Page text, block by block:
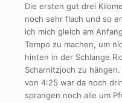
Die ersten gut drei
noch sehr flach und so
ich mich gleich am
Tempo zu machen, um
hinten in der Schlange
Scharnitzjoch zu hängen.
von 4:25 war da noch
sprangen noch alle um